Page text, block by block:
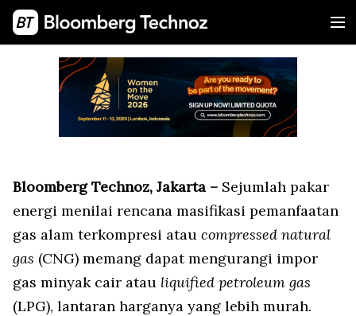
Bloomberg Technoz, Jakarta – Sejumlah pakar
energi menilai rencana masifikasi pemanfaatan
gas alam terkompresi atau compressed natural
gas (CNG) memang dapat mengurangi impor
gas minyak cair atau liquified petroleum gas
(LPG), lantaran harganya yang lebih murah.